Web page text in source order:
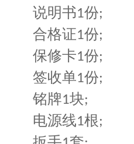
说明书1份;
合格证1份;
保修卡1份;
签收单1份;
铭牌1块;
电源线1根;